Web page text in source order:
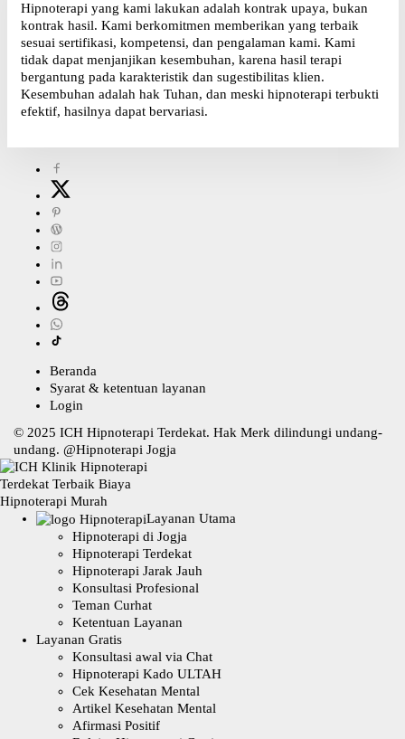
Hipnoterapi yang kami lakukan adalah kontrak upaya, bukan
kontrak hasil. Kami berkomitmen memberikan yang terbaik
sesuai sertifikasi, kompetensi, dan pengalaman kami. Kami
tidak dapat menjanjikan kesembuhan, karena hasil terapi
bergantung pada karakteristik dan sugestibilitas klien.
Kesembuhan adalah hak Tuhan, dan meski hipnoterapi terbukti
efektif, hasilnya dapat bervariasi.
Beranda
Syarat & ketentuan layanan
Login
© 2025 ICH Hipnoterapi Terdekat. Hak Merk dilindungi undang-
undang. @Hipnoterapi Jogja
Layanan Utama
Hipnoterapi di Jogja
Hipnoterapi Terdekat
Hipnoterapi Jarak Jauh
Konsultasi Profesional
Teman Curhat
Ketentuan Layanan
Layanan Gratis
Konsultasi awal via Chat
Hipnoterapi Kado ULTAH
Cek Kesehatan Mental
Artikel Kesehatan Mental
Afirmasi Positif